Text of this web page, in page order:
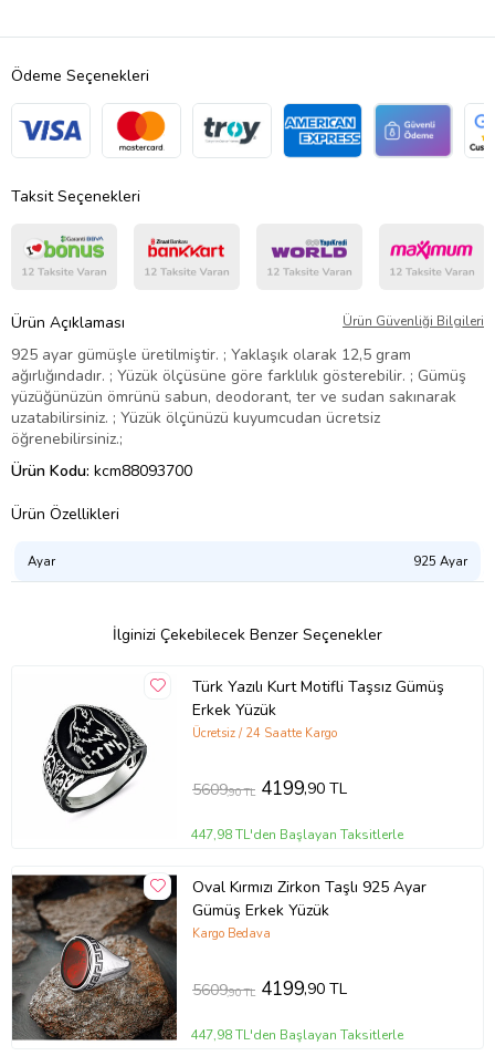
Ödeme Seçenekleri
Taksit Seçenekleri
Ürün Açıklaması Ürün Güvenliği Bilgileri
925 ayar gümüşle üretilmiştir. ; Yaklaşık olarak 12,5 gram
ağırlığındadır. ; Yüzük ölçüsüne göre farklılık gösterebilir. ; Gümüş
yüzüğünüzün ömrünü sabun, deodorant, ter ve sudan sakınarak
uzatabilirsiniz. ; Yüzük ölçünüzü kuyumcudan ücretsiz
öğrenebilirsiniz.;
Ürün Kodu: kcm88093700
Ürün Özellikleri
Ayar 925 Ayar
İlginizi Çekebilecek Benzer Seçenekler
Türk Yazılı Kurt Motifli Taşsız Gümüş
Erkek Yüzük
Ücretsiz / 24 Saatte Kargo
5609,90 TL 4199,90 TL
447,98 TL'den Başlayan Taksitlerle
Oval Kırmızı Zirkon Taşlı 925 Ayar
Gümüş Erkek Yüzük
Kargo Bedava
5609,90 TL 4199,90 TL
447,98 TL'den Başlayan Taksitlerle